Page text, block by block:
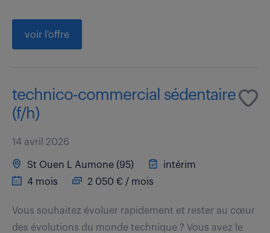
voir l'offre
technico-commercial sédentaire
(f/h)
14 avril 2026
St Ouen L Aumone (95)
intérim
4 mois
2 050 € / mois
Vous souhaitez évoluer rapidement et rester au cœur
des évolutions du monde technique ? Vous avez le